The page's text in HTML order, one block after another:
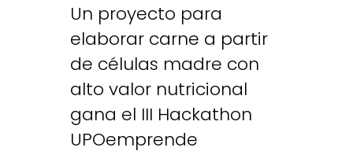
Un proyecto para
elaborar carne a partir
de células madre con
alto valor nutricional
gana el III Hackathon
UPOemprende